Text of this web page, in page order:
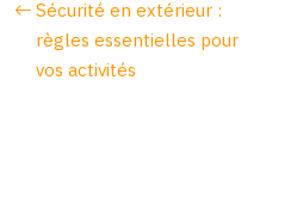
Sécurité en extérieur :
règles essentielles pour
vos activités